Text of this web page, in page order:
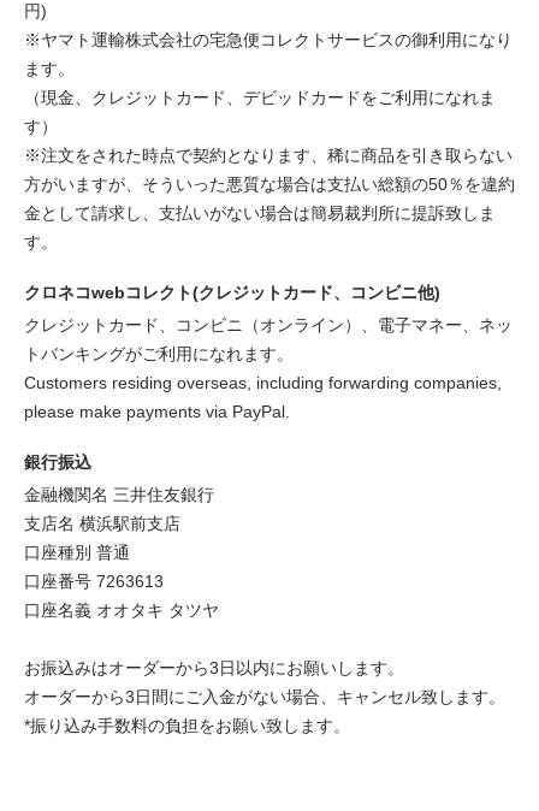
円)
※ヤマト運輸株式会社の宅急便コレクトサービスの御利用になり
ます。
（現金、クレジットカード、デビッドカードをご利用になれま
す）
※注文をされた時点で契約となります、稀に商品を引き取らない
方がいますが、そういった悪質な場合は支払い総額の50％を違約
金として請求し、支払いがない場合は簡易裁判所に提訴致しま
す。
クロネコwebコレクト(クレジットカード、コンビニ他)
クレジットカード、コンビニ（オンライン）、電子マネー、ネッ
トバンキングがご利用になれます。
Customers residing overseas, including forwarding companies,
please make payments via PayPal.
銀行振込
金融機関名 三井住友銀行
支店名 横浜駅前支店
口座種別 普通
口座番号 7263613
口座名義 オオタキ タツヤ
お振込みはオーダーから3日以内にお願いします。
オーダーから3日間にご入金がない場合、キャンセル致します。
*振り込み手数料の負担をお願い致します。